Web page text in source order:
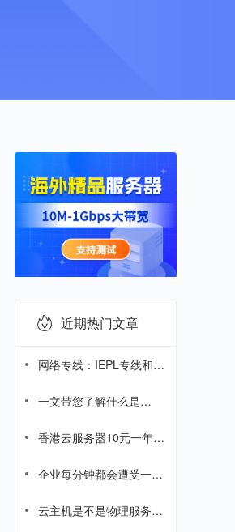
近期热门文章
网络专线：IEPL专线和
一文带您了解什么是
路、CUVIP、CIA线路
香港云服务器10元一年，
企业每分钟都会遭受一次
成本飙升
云主机是不是物理服务